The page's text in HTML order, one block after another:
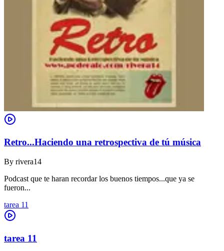
Retro...Haciendo una retrospectiva de tú música
By rivera14
Podcast que te haran recordar los buenos tiempos...que ya se
fueron...
tarea 11
tarea 11